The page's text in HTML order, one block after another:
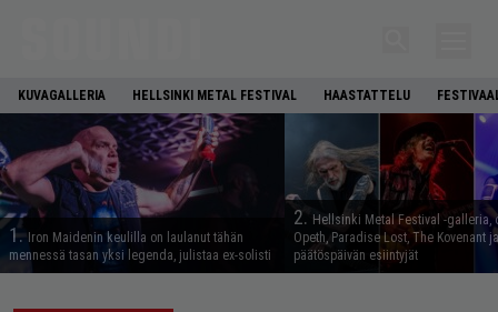
KUVAGALLERIA HELLSINKI METAL FESTIVAL HAASTATTELU
1. Iron Maidenin keulilla on laulanut tähän
mennessä tasan yksi legenda, julistaa ex-solisti
2. Hellsinki Metal Festival -galleria,
Opeth, Paradise Lost, The Kovenant
päätöspäivän esiintyjät